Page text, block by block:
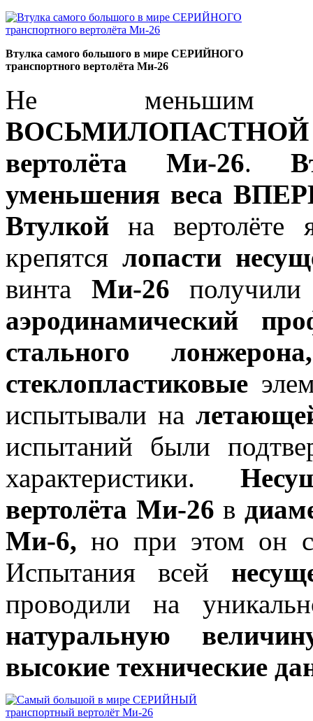
Втулка самого большого в мире СЕРИЙНОГО
транспортного вертолёта Mи-26
Не
ВОСЬМИЛОПАСТНОЙ
вертолёта Ми-26.
уменьшения веса
Втулкой на вертолёте
крепятся лопасти
винта Ми-26
аэродинамический
стального лонжерона,
стеклопластиковые
испытывали на
испытаний были
характеристики.
вертолёта Ми-26 в
Ми-6, но при этом он
Испытания всей
проводили на
натуральную
высокие технические